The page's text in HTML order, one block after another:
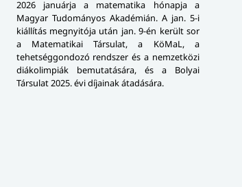
2026 januárja a matematika hónapja a
Magyar Tudományos Akadémián. A jan. 5-i
kiállítás megnyitója után jan. 9-én került sor
a Matematikai Társulat, a KöMaL, a
tehetséggondozó rendszer és a nemzetközi
diákolimpiák bemutatására, és a Bolyai
Társulat 2025. évi díjainak átadására.